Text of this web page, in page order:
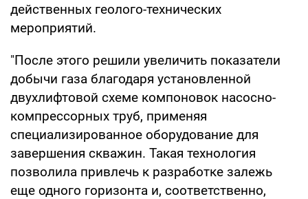
действенных геолого-технических
мероприятий.
"После этого решили увеличить показатели
добычи газа благодаря установленной
двухлифтовой схеме компоновок насосно-
компрессорных труб, применяя
специализированное оборудование для
завершения скважин. Такая технология
позволила привлечь к разработке залежь
еще одного горизонта и, соответственно,